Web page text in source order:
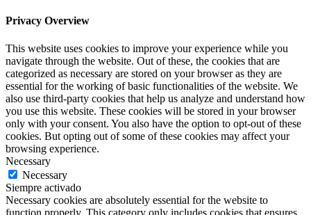
Privacy Overview
This website uses cookies to improve your experience while you
navigate through the website. Out of these, the cookies that are
categorized as necessary are stored on your browser as they are
essential for the working of basic functionalities of the website. We
also use third-party cookies that help us analyze and understand how
you use this website. These cookies will be stored in your browser
only with your consent. You also have the option to opt-out of these
cookies. But opting out of some of these cookies may affect your
browsing experience.
Necessary
Necessary
Siempre activado
Necessary cookies are absolutely essential for the website to
function properly. This category only includes cookies that ensures